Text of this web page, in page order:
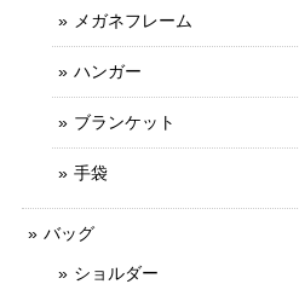
メガネフレーム
ハンガー
ブランケット
手袋
バッグ
ショルダー